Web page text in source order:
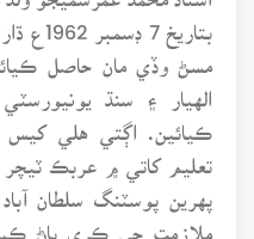
بتاريخ
مسڻ وڏي مان حاصل
الهيار ۽ سنڌ
تعليم کاتي ۾ عربڪ
پهرين پوسٽنگ سلطان
ملازمت جي ڪري پاڻ